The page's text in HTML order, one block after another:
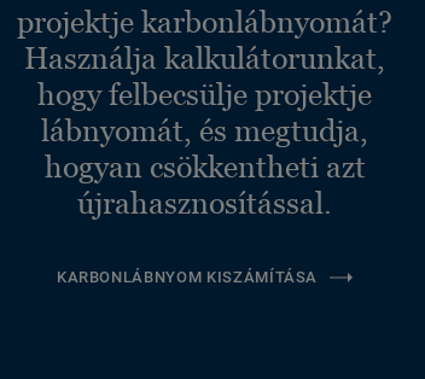
projektje karbonlábnyomát?
Használja kalkulátorunkat,
hogy felbecsülje projektje
lábnyomát, és megtudja,
hogyan csökkentheti azt
újrahasznosítással.
KARBONLÁBNYOM KISZÁMÍTÁSA